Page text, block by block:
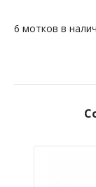
6 мотков в